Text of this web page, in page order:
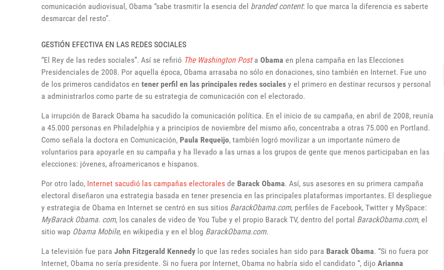
comunicación audiovisual, Obama “sabe trasmitir la esencia del branded content: lo que marca la diferencia es saberte
desmarcar del resto”.
GESTIÓN EFECTIVA EN LAS REDES SOCIALES
“El Rey de las redes sociales”. Así se refirió The Washington Post a Obama en plena campaña en las Elecciones
Presidenciales de 2008. Por aquella época, Obama arrasaba no sólo en donaciones, sino también en Internet. Fue uno
de los primeros candidatos en tener perfil en las principales redes sociales y el primero en destinar recursos y personal
a administrarlos como parte de su estrategia de comunicación con el electorado.
La irrupción de Barack Obama ha sacudido la comunicación política. En el inicio de su campaña, en abril de 2008, reunía
a 45.000 personas en Philadelphia y a principios de noviembre del mismo año, concentraba a otras 75.000 en Portland.
Como señala la doctora en Comunicación, Paula Requeijo, también logró movilizar a un importante número de
voluntarios para apoyarle en su campaña y ha llevado a las urnas a los grupos de gente que menos participaban en las
elecciones: jóvenes, afroamericanos e hispanos.
Por otro lado, Internet sacudió las campañas electorales de Barack Obama. Así, sus asesores en su primera campaña
electoral diseñaron una estrategia basada en tener presencia en las principales plataformas importantes. El despliegue
y estrategia de Obama en Internet se centró en sus sitios BarackObama.com, perfiles de Facebook, Twitter y MySpace:
MyBarack Obama. com, los canales de video de You Tube y el propio Barack TV, dentro del portal BarackObama.com, el
sitio wap Obama Mobile, en wikipedia y en el blog BarackObama.com.
La televisión fue para John Fitzgerald Kennedy lo que las redes sociales han sido para Barack Obama. “Si no fuera por
Internet, Obama no sería presidente. Si no fuera por Internet, Obama no habría sido el candidato “, dijo Arianna